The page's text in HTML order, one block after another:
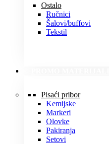
Ostalo
Ručnici
Šalovi/buffovi
Tekstil
Pisaći pribor
Kemijske
Markeri
Olovke
Pakiranja
Setovi